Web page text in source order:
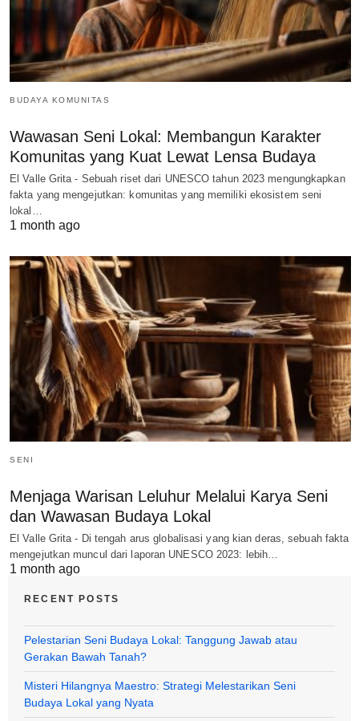
BUDAYA KOMUNITAS
Wawasan Seni Lokal: Membangun Karakter
Komunitas yang Kuat Lewat Lensa Budaya
El Valle Grita - Sebuah riset dari UNESCO tahun 2023 mengungkapkan
fakta yang mengejutkan: komunitas yang memiliki ekosistem seni
lokal…
1 month ago
SENI
Menjaga Warisan Leluhur Melalui Karya Seni
dan Wawasan Budaya Lokal
El Valle Grita - Di tengah arus globalisasi yang kian deras, sebuah fakta
mengejutkan muncul dari laporan UNESCO 2023: lebih…
1 month ago
RECENT POSTS
Pelestarian Seni Budaya Lokal: Tanggung Jawab atau
Gerakan Bawah Tanah?
Misteri Hilangnya Maestro: Strategi Melestarikan Seni
Budaya Lokal yang Nyata